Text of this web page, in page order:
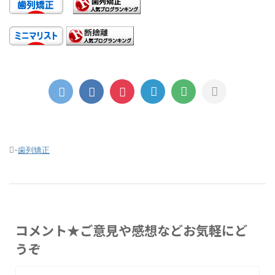
-歯列矯正
コメント★ご意見や感想などお気軽にど
うぞ